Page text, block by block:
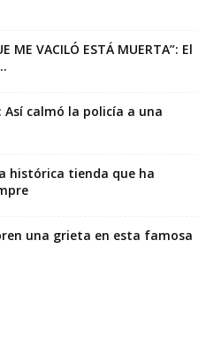
ME VACILÓ ESTÁ MUERTA”: El
Así calmó la policía a una
histórica tienda que ha
una grieta en esta famosa